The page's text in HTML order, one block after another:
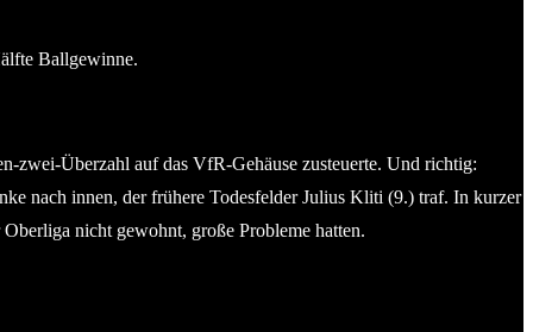
Ballgewinne.
zwei-Überzahl auf das VfR-Gehäuse zusteuerte. Und richtig:
nach innen, der frühere Todesfelder Julius Kliti (9.) traf. In kurzer
nicht gewohnt, große Probleme hatten.